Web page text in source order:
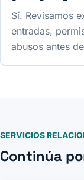
Sí. Revisamos
entradas,
abusos antes
SERVICIOS
Continúa